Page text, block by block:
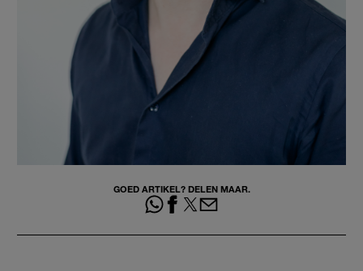
GOED ARTIKEL? DELEN MAAR.